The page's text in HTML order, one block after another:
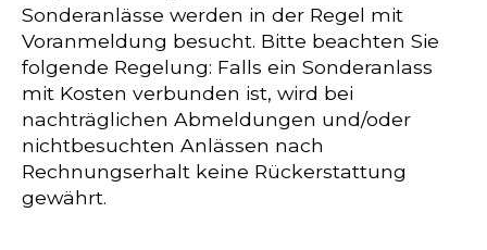
Sonderanlässe werden in der Regel mit
Voranmeldung besucht. Bitte beachten Sie
folgende Regelung: Falls ein Sonderanlass
mit Kosten verbunden ist, wird bei
nachträglichen Abmeldungen und/oder
nichtbesuchten Anlässen nach
Rechnungserhalt keine Rückerstattung
gewährt.